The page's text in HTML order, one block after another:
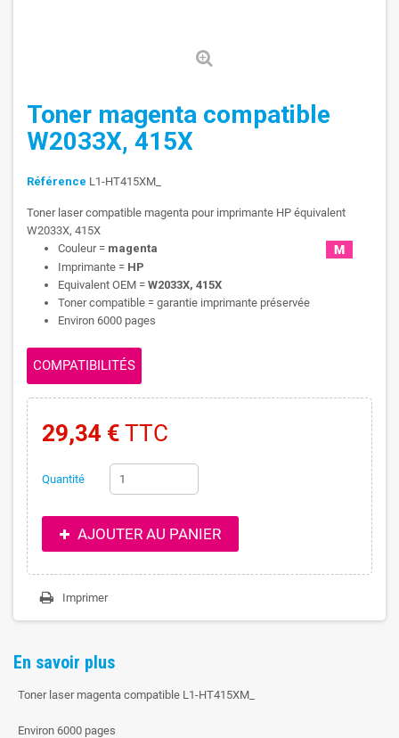
Toner magenta compatible
W2033X, 415X
Référence L1-HT415XM_
Toner laser compatible magenta pour imprimante HP équivalent
W2033X, 415X
Couleur = magenta
Imprimante = HP
Equivalent OEM = W2033X, 415X
Toner compatible = garantie imprimante préservée
Environ 6000 pages
COMPATIBILITÉS
29,34 € TTC
Quantité
AJOUTER AU PANIER
Imprimer
En savoir plus
Toner laser magenta compatible L1-HT415XM_
Environ 6000 pages